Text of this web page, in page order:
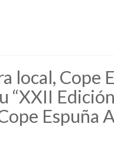
local, Cope
“XXII
Espuña